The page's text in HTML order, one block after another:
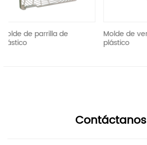
de Molde de ventilador de
Contáctanos